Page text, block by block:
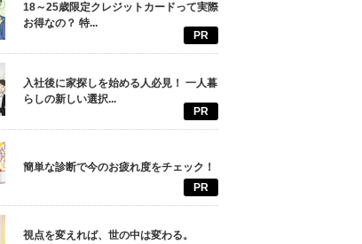
18～25歳限定クレジットカードって実際
お得なの？ 特...
PR
入社後に家探しを始める人必見！ 一人暮
らしの新しい選択...
PR
簡単な診断で今のお疲れ度をチェック！
PR
視点を変えれば、世の中は変わる。